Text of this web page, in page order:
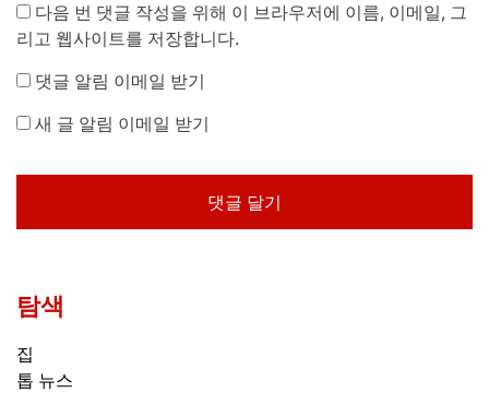
다음 번 댓글 작성을 위해 이 브라우저에 이름, 이메일, 그
리고 웹사이트를 저장합니다.
댓글 알림 이메일 받기
새 글 알림 이메일 받기
탐색
집
톱 뉴스